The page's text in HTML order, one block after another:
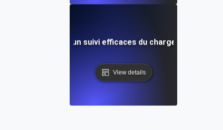
pour des tests et un suivi efficaces du chargement des
View details